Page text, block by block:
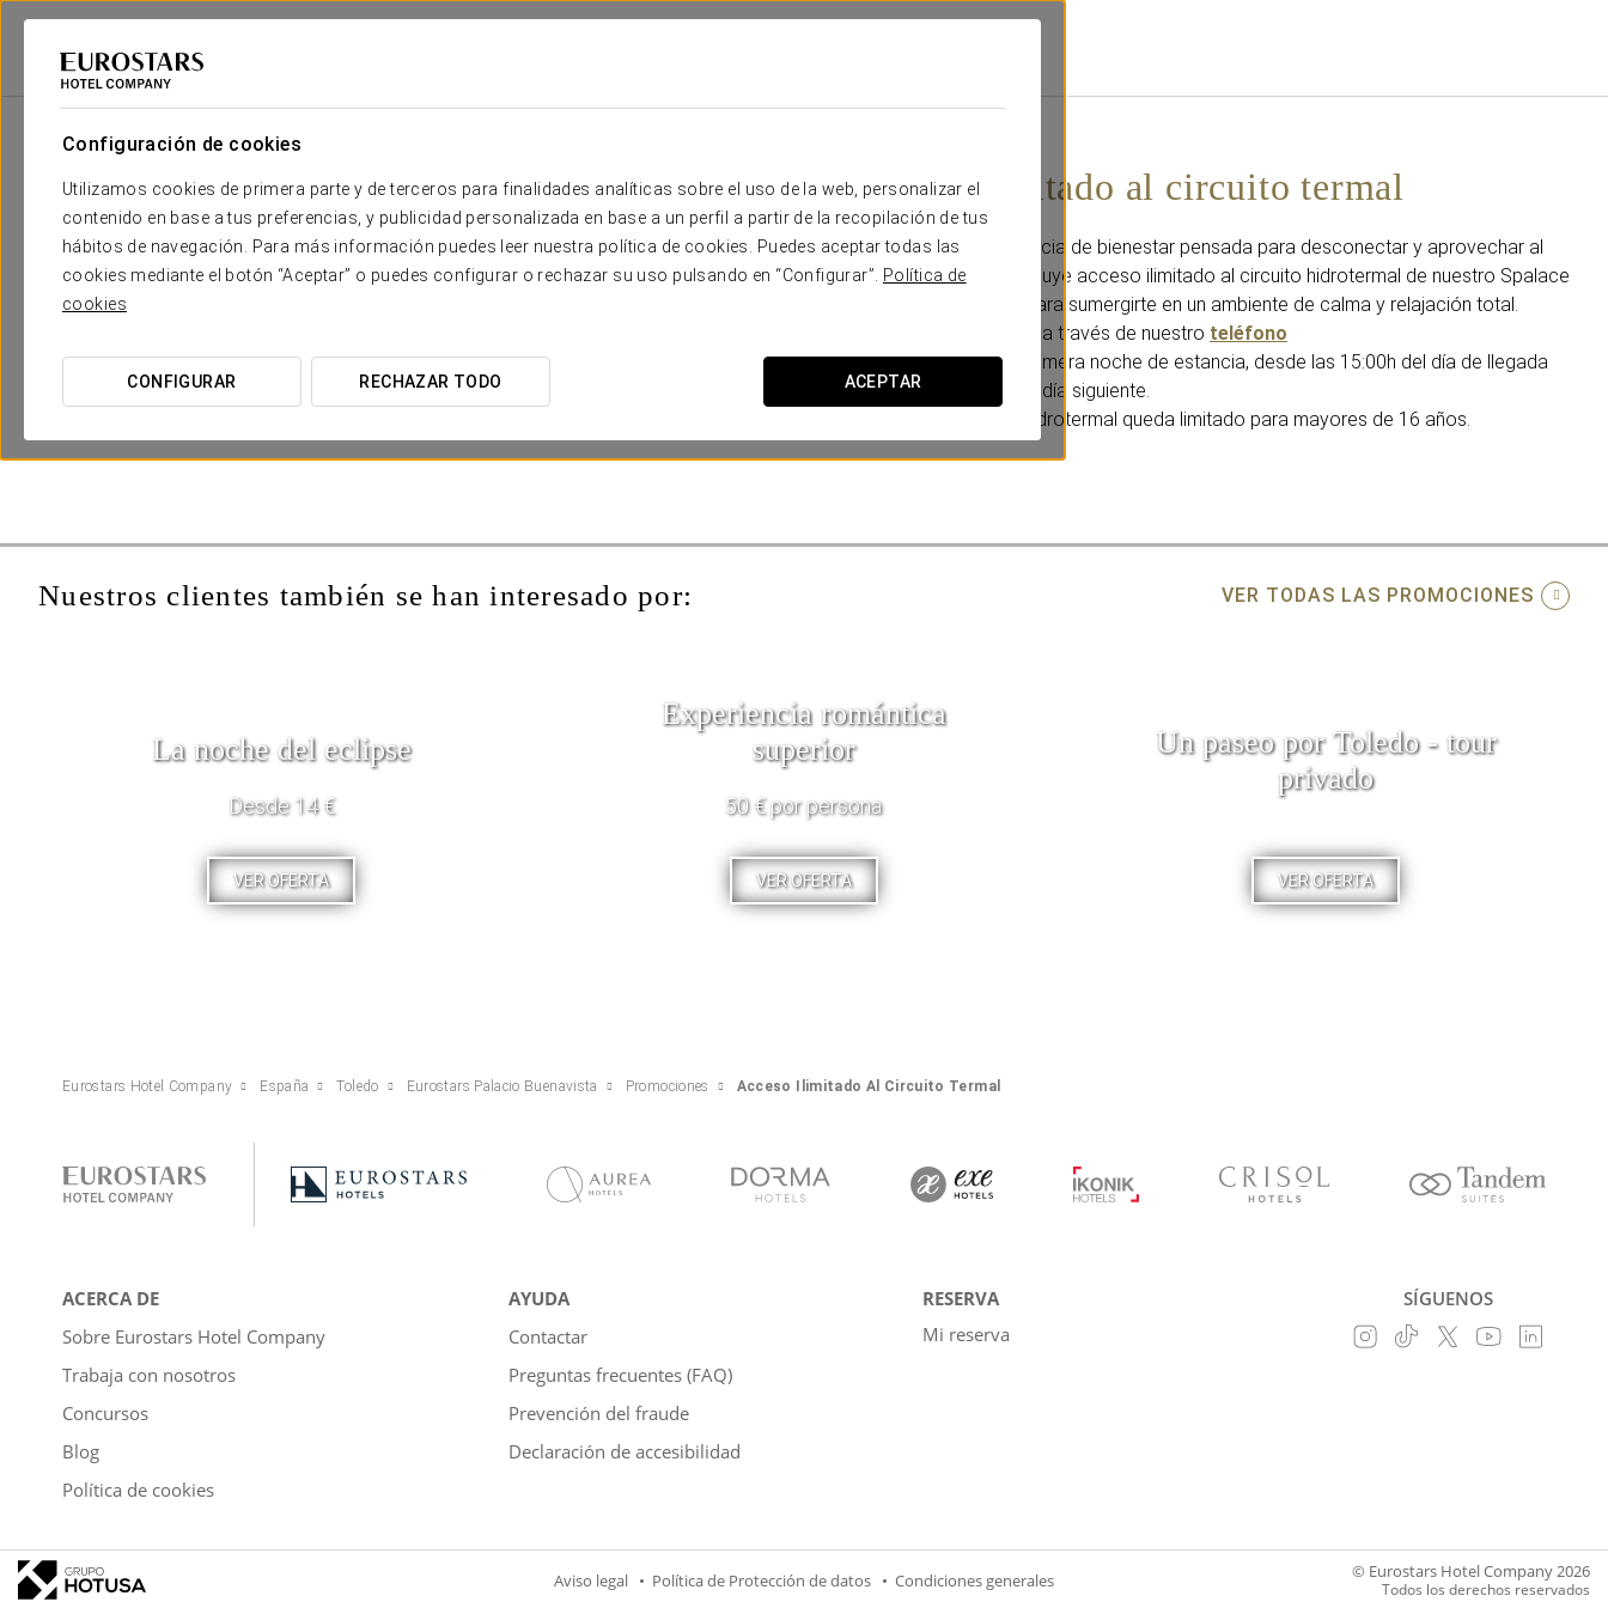
Configuración de cookies
Utilizamos cookies de primera parte y de terceros para finalidades analíticas sobre el uso de la web, personalizar el
contenido en base a tus preferencias, y publicidad personalizada en base a un perfil a partir de la recopilación de tus
hábitos de navegación. Para más información puedes leer nuestra política de cookies. Puedes aceptar todas las
cookies mediante el botón “Aceptar” o puedes configurar o rechazar su uso pulsando en “Configurar”.
Política de
cookies
CONFIGURAR RECHAZAR TODO ACEPTAR
Eurostars Hotel Company
Acceso ilimitado al circuito termal
Disfruta de una experiencia de bienestar pensada para desconectar y aprovechar al
máximo tu estancia. Incluye acceso ilimitado al circuito hidrotermal de nuestro Spalace
Wellness Center, ideal para sumergirte en un ambiente de calma y relajación total.
*Indícanos fecha y otra a través de nuestro teléfono
*Oferta válida para la primera noche de estancia, desde las 15:00h del día de llegada
hasta las 12:00h pm del día siguiente.
*El acceso al circuito hidrotermal queda limitado para mayores de 16 años.
Nuestros clientes también se han interesado por: VER TODAS LAS PROMOCIONES
La noche del eclipse
Desde 14 €
VER OFERTA
Experiencia romántica
superior
50 € por persona
VER OFERTA
Un paseo por Toledo - tour
privado
VER OFERTA
Eurostars Hotel Company España Toledo Eurostars Palacio Buenavista Promociones Acceso Ilimitado Al Circuito Termal
ACERCA DE
Sobre Eurostars Hotel Company
Trabaja con nosotros
Concursos
Blog
Política de cookies
AYUDA
Contactar
Preguntas frecuentes (FAQ)
Prevención del fraude
Declaración de accesibilidad
RESERVA
Mi reserva
SÍGUENOS
Aviso legal Política de Protección de datos Condiciones generales © Eurostars Hotel Company 2026
Todos los derechos reservados